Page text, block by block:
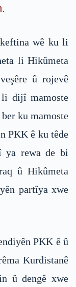
wê ku li
li Hikûmeta
û rojevê
dijî mamoste
ku mamoste
PKK ê ku têde
ya rewa de bi
û Hikûmeta
partîya xwe
PKK ê û
Kurdistanê
û dengê xwe